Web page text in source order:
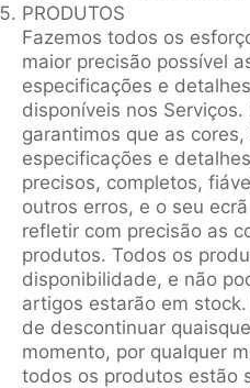
PRODUTOS
Fazemos todos os
maior precisão possível
especificações e
disponíveis nos
garantimos que as
especificações e
precisos, completos,
outros erros, e o seu
refletir com precisão as
produtos. Todos os
disponibilidade, e não
artigos estarão em
de descontinuar
momento, por qualquer
todos os produtos estão